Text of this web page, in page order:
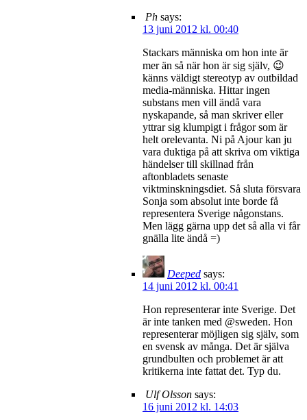
Ph says:
13 juni 2012 kl. 00:40
Stackars människa om hon inte är
mer än så när hon är sig själv, 😉
känns väldigt stereotyp av outbildad
media-människa. Hittar ingen
substans men vill ändå vara
nyskapande, så man skriver eller
yttrar sig klumpigt i frågor som är
helt orelevanta. Ni på Ajour kan ju
vara duktiga på att skriva om viktiga
händelser till skillnad från
aftonbladets senaste
viktminskningsdiet. Så sluta försvara
Sonja som absolut inte borde få
representera Sverige någonstans.
Men lägg gärna upp det så alla vi får
gnälla lite ändå =)
Deeped says:
14 juni 2012 kl. 00:41
Hon representerar inte Sverige. Det
är inte tanken med @sweden. Hon
representerar möjligen sig själv, som
en svensk av många. Det är själva
grundbulten och problemet är att
kritikerna inte fattat det. Typ du.
Ulf Olsson says:
16 juni 2012 kl. 14:03